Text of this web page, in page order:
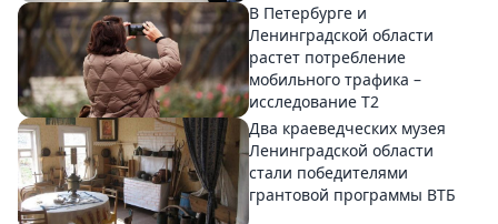
В Петербурге и
Ленинградской области
растет потребление
мобильного трафика –
исследование T2
Два краеведческих музея
Ленинградской области
стали победителями
грантовой программы ВТБ